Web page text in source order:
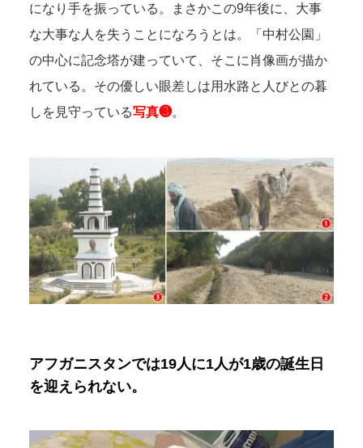
になり手を振っている。まさかこの9年後に、大事
な大事な人を失うことになろうとは。「中村公園」
の中心に記念塔が建っていて、そこに肖像画が描か
れている。その優しい眼差しは用水路と人びとの暮
しを見守っている写真❸。
アフガニスタンでは19人に1人が1歳の誕生日
を迎えられない。